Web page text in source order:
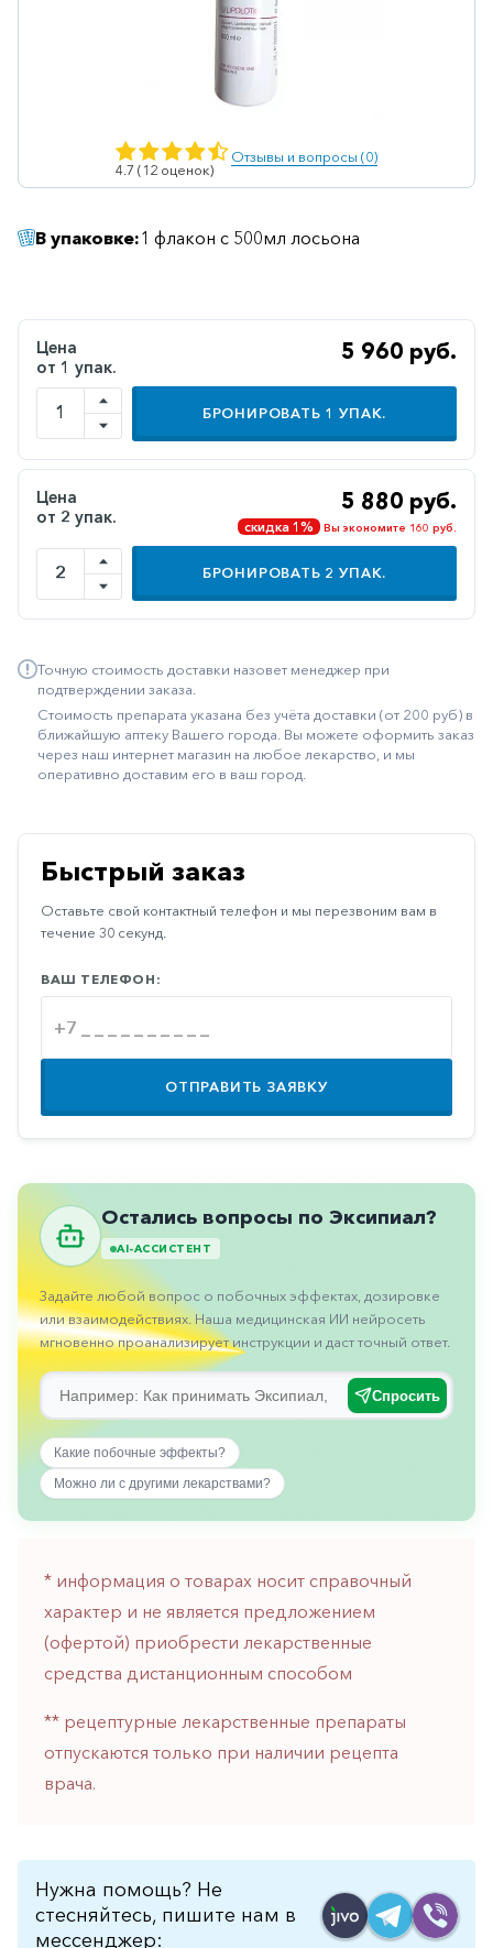
Гепатопротекторы
Дерматологические
Диабетические
Желудочно-
кишечные
Иммуностимуляторы
Климактерические
Метаболизм
Наружные
средства
Неврологические
Офтальмология
Паркинсон
Противоаллергические
Противовоспалительные
Противогрибковые
Противоопухолевые
Противоподагрические
Прочее
Пульмонология
Сердечные
Сосудистые
Тромбозы
Урология
Ухо-
горло-
нос
Щитовидная
железа
4.7 (12 оценок)
Отзывы и вопросы (0)
В упаковке:1 флакон с 500мл лосьона
Цена
от 1 упак.
5 960 руб.
БРОНИРОВАТЬ 1 УПАК.
Цена
от 2 упак.
5 880 руб.
скидка 1% Вы экономите 160 руб.
БРОНИРОВАТЬ 2 УПАК.
Точную стоимость доставки назовет менеджер при
подтверждении заказа.
Стоимость препарата указана без учёта доставки (от 200 руб) в
ближайшую аптеку Вашего города. Вы можете оформить заказ
через наш интернет магазин на любое лекарство, и мы
оперативно доставим его в ваш город.
Быстрый заказ
Оставьте свой контактный телефон и мы перезвоним вам в
течение 30 секунд.
ВАШ ТЕЛЕФОН:
ОТПРАВИТЬ ЗАЯВКУ
Остались вопросы по Эксипиал?
AI-АССИСТЕНТ
Задайте любой вопрос о побочных эффектах, дозировке
или взаимодействиях. Наша медицинская ИИ нейросеть
мгновенно проанализирует инструкции и даст точный ответ.
Спросить
Какие побочные эффекты?
Можно ли с другими лекарствами?
* информация о товарах носит справочный
характер и не является предложением
(офертой) приобрести лекарственные
средства дистанционным способом
** рецептурные лекарственные препараты
отпускаются только при наличии рецепта
врача.
Нужна помощь? Не
стесняйтесь, пишите нам в
мессенджер: